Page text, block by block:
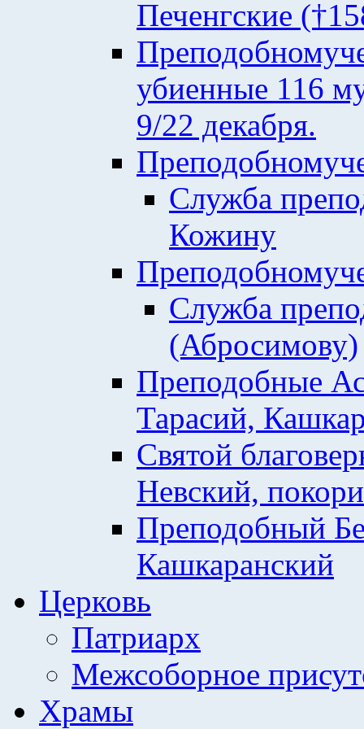
Печенгские
убиенные 116
9/22 декабря.
Служба
Кожину
Служба
(Абросимову)
Преподобные
Тарасий,
Святой
Невский,
Преподобный
Кашкаранский
Церковь
Патриарх
Межсоборное
Храмы